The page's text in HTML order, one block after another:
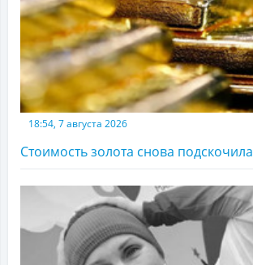
18:54, 7 августа 2026
Стоимость золота снова подскочила